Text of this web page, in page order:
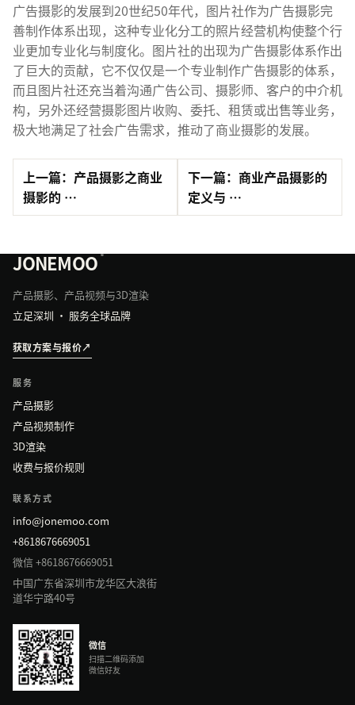
广告摄影的发展到20世纪50年代，图片社作为广告摄影完
善制作体系出现，这种专业化分工的照片经营机构使整个行
业更加专业化与制度化。图片社的出现为广告摄影体系作出
了巨大的贡献，它不仅仅是一个专业制作广告摄影的体系，
而且图片社还充当着沟通广告公司、摄影师、客户的中介机
构，另外还经营摄影图片收购、委托、租赁或出售等业务，
极大地满足了社会广告需求，推动了商业摄影的发展。
上一篇：产品摄影之商业
摄影的 …
下一篇：商业产品摄影的
定义与 …
JONEMOO ®
产品摄影、产品视频与3D渲染
立足深圳 · 服务全球品牌
获取方案与报价↗
服务
产品摄影
产品视频制作
3D渲染
收费与报价规则
联系方式
info@jonemoo.com
+8618676669051
微信 +8618676669051
中国广东省深圳市龙华区大浪街
道华宁路40号
微信
扫描二维码添加
微信好友